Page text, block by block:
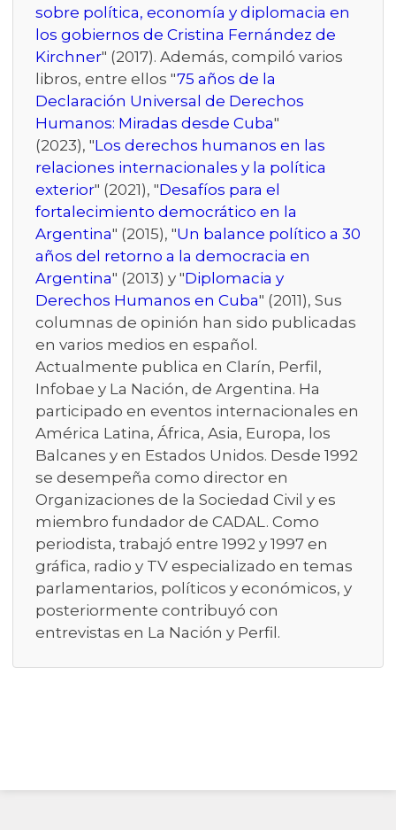
sobre política, economía y diplomacia en
los gobiernos de Cristina Fernández de
Kirchner" (2017). Además, compiló varios
libros, entre ellos "75 años de la
Declaración Universal de Derechos
Humanos: Miradas desde Cuba"
(2023), "Los derechos humanos en las
relaciones internacionales y la política
exterior" (2021), "Desafíos para el
fortalecimiento democrático en la
Argentina" (2015), "Un balance político a 30
años del retorno a la democracia en
Argentina" (2013) y "Diplomacia y
Derechos Humanos en Cuba" (2011), Sus
columnas de opinión han sido publicadas
en varios medios en español.
Actualmente publica en Clarín, Perfil,
Infobae y La Nación, de Argentina. Ha
participado en eventos internacionales en
América Latina, África, Asia, Europa, los
Balcanes y en Estados Unidos. Desde 1992
se desempeña como director en
Organizaciones de la Sociedad Civil y es
miembro fundador de CADAL. Como
periodista, trabajó entre 1992 y 1997 en
gráfica, radio y TV especializado en temas
parlamentarios, políticos y económicos, y
posteriormente contribuyó con
entrevistas en La Nación y Perfil.